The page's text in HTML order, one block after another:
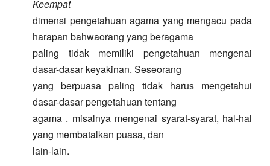
Keempat
dimensi pengetahuan agama yang mengacu pada
harapan bahwaorang yang beragama
paling tidak memiliki pengetahuan mengenai
dasar-dasar keyakinan. Seseorang
yang berpuasa paling tidak harus mengetahui
dasar-dasar pengetahuan tentang
agama . misalnya mengenai syarat-syarat, hal-hal
yang membatalkan puasa, dan
lain-lain.